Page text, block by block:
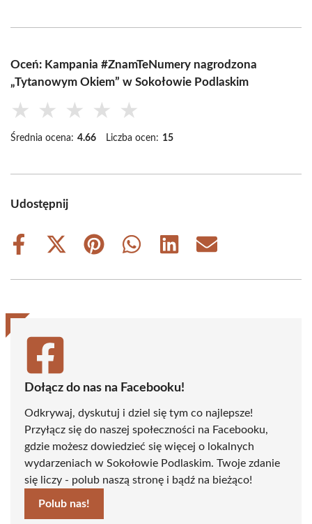
Oceń: Kampania #ZnamTeNumery nagrodzona
„Tytanowym Okiem” w Sokołowie Podlaskim
★ ★ ★ ★ ★
Średnia ocena: 4.66 Liczba ocen: 15
Udostępnij
Share
Share
(Twitter)
Share
Share
Share
Share
Dołącz do nas na Facebooku!
Odkrywaj, dyskutuj i dziel się tym co najlepsze!
Przyłącz się do naszej społeczności na Facebooku,
gdzie możesz dowiedzieć się więcej o lokalnych
wydarzeniach w Sokołowie Podlaskim. Twoje zdanie
się liczy - polub naszą stronę i bądź na bieżąco!
Polub nas!